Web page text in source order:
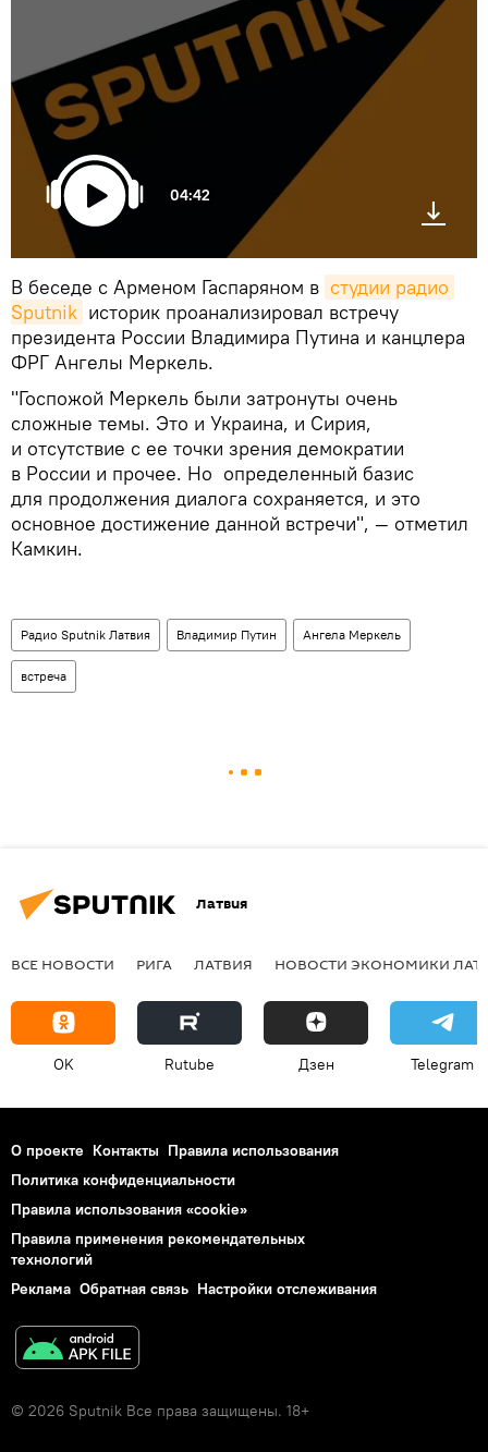
04:42
В беседе с Арменом Гаспаряном в студии радио
Sputnik историк проанализировал встречу
президента России Владимира Путина и канцлера
ФРГ Ангелы Меркель.
"Госпожой Меркель были затронуты очень
сложные темы. Это и Украина, и Сирия,
и отсутствие с ее точки зрения демократии
в России и прочее. Но определенный базис
для продолжения диалога сохраняется, и это
основное достижение данной встречи", — отметил
Камкин.
Радио Sputnik Латвия Владимир Путин Ангела Меркель
встреча
Латвия
ВСЕ НОВОСТИ РИГА ЛАТВИЯ НОВОСТИ ЭКОНОМИКИ
OK Rutube Дзен Telegram
О проекте Контакты Правила использования
Политика конфиденциальности
Правила использования «cookie»
Правила применения рекомендательных
технологий
Реклама Обратная связь Настройки отслеживания
© 2026 Sputnik Все права защищены. 18+